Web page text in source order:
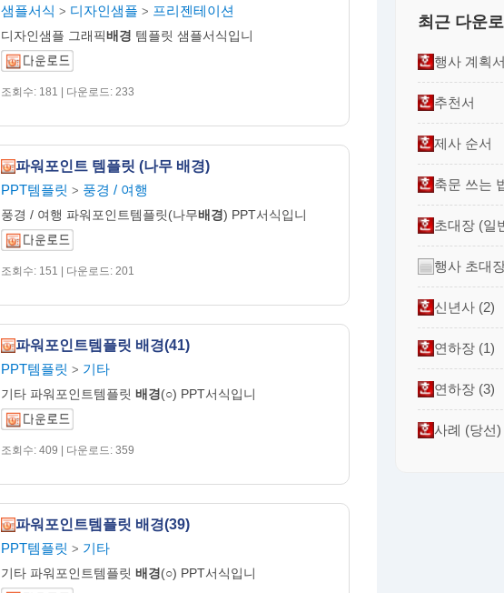
샘플서식 > 디자인샘플 > 프리젠테이션
디자인샘플 그래픽배경 템플릿 샘플서식입니
조회수: 181 | 다운로드: 233
파워포인트 템플릿 (나무 배경)
PPT템플릿 > 풍경 / 여행
풍경 / 여행 파워포인트템플릿(나무배경) PPT서식입니
조회수: 151 | 다운로드: 201
파워포인트템플릿 배경(41)
PPT템플릿 > 기타
기타 파워포인트템플릿 배경(○) PPT서식입니
조회수: 409 | 다운로드: 359
파워포인트템플릿 배경(39)
PPT템플릿 > 기타
기타 파워포인트템플릿 배경(○) PPT서식입니
최근 다운
행사 계획
추천서
제사 순서
축문 쓰는
초대장 (일
행사 초대
신년사 (2)
연하장 (1)
연하장 (3)
사례 (당선)